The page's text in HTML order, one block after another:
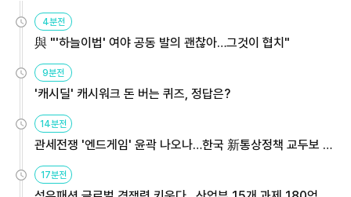
4분전
與 "'하늘이법' 여야 공동 발의 괜찮아…그것이 협치"
9분전
'캐시딜' 캐시워크 돈 버는 퀴즈, 정답은?
14분전
관세전쟁 '엔드게임' 윤곽 나오나…한국 新통상정책 교두보 활
용해야
17분전